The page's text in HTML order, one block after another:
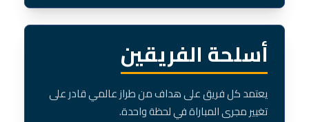
أسلحة الفريقين
يعتمد كل فريق على هداف من طراز عالمي قادر على
تغيير مجرى المباراة في لحظة واحدة.